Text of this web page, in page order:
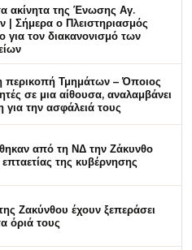
ακίνητα της Ένωσης Αγ.
| Σήμερα ο Πλειστηριασμός
για τον διακανονισμό των
περικοπή Τμημάτων – Όποιος
σε μια αίθουσα, αναλαμβάνει
για την ασφάλειά τους
από τη ΝΔ την Ζάκυνθο
της κυβέρνησης
Ζακύνθου έχουν ξεπεράσει
όριά τους